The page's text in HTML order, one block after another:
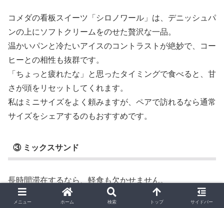
コメダの看板スイーツ「シロノワール」は、デニッシュパ
ンの上にソフトクリームをのせた贅沢な一品。
温かいパンと冷たいアイスのコントラストが絶妙で、コー
ヒーとの相性も抜群です。
「ちょっと疲れたな」と思ったタイミングで食べると、甘
さが頭をリセットしてくれます。
私はミニサイズをよく頼みますが、ペアで訪れるなら通常
サイズをシェアするのもおすすめです。
③ ミックスサンド
長時間滞在するなら、軽食も欠かせません。
ふんわりした食パンにハム・卵・きゅうりがサンドされた
メニュー ホーム 検索 トップ サイドバー